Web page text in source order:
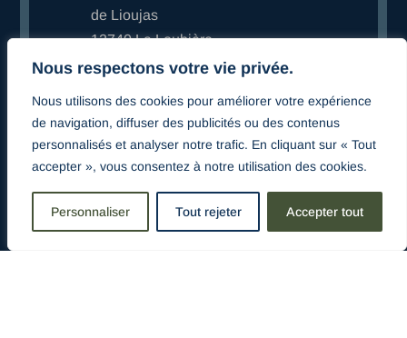
Nous respectons votre vie privée.
Nous utilisons des cookies pour améliorer votre expérience
de navigation, diffuser des publicités ou des contenus
personnalisés et analyser notre trafic. En cliquant sur « Tout
accepter », vous consentez à notre utilisation des cookies.
Personnaliser Tout rejeter Accepter tout
de Lioujas
12740 La Loubière
 06 80 07 01 62
 Nous écrire
} Horaires
sur rendez-vous uniquement